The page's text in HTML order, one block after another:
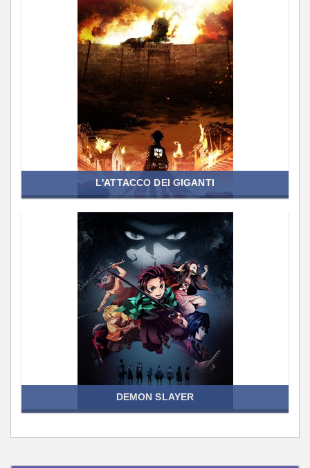
L'ATTACCO DEI GIGANTI
DEMON SLAYER